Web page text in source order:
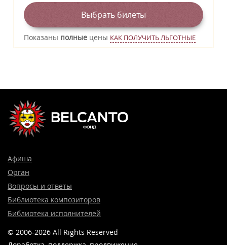
Выбрать билеты
Показаны полные цены КАК ПОЛУЧИТЬ ЛЬГОТНЫЕ
Афиша
Орган
Вопросы и ответы
Библиотека композиторов
Библиотека исполнителей
© 2006-2026 All Rights Reserved